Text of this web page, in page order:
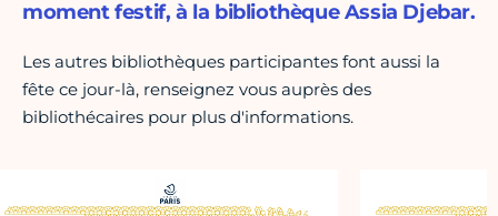
moment festif, à la bibliothèque Assia Djebar.
Les autres bibliothèques participantes font aussi la
fête ce jour-là, renseignez vous auprès des
bibliothécaires pour plus d'informations.